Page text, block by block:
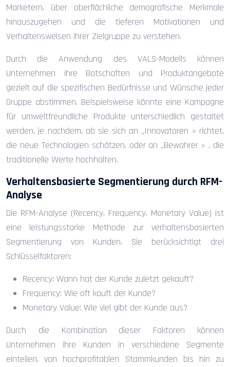
Marketern, über oberflächliche demografische Merkmale
hinauszugehen und die tieferen Motivationen und
Verhaltensweisen ihrer Zielgruppe zu verstehen.
Durch die Anwendung des VALS-Modells können
Unternehmen ihre Botschaften und Produktangebote
gezielt auf die spezifischen Bedürfnisse und Wünsche jeder
Gruppe abstimmen. Beispielsweise könnte eine Kampagne
für umweltfreundliche Produkte unterschiedlich gestaltet
werden, je nachdem, ob sie sich an „Innovatoren » richtet,
die neue Technologien schätzen, oder an „Bewahrer » , die
traditionelle Werte hochhalten.
Verhaltensbasierte Segmentierung durch RFM-
Analyse
Die RFM-Analyse (Recency, Frequency, Monetary Value) ist
eine leistungsstarke Methode zur verhaltensbasierten
Segmentierung von Kunden. Sie berücksichtigt drei
Schlüsselfaktoren:
Recency: Wann hat der Kunde zuletzt gekauft?
Frequency: Wie oft kauft der Kunde?
Monetary Value: Wie viel gibt der Kunde aus?
Durch die Kombination dieser Faktoren können
Unternehmen ihre Kunden in verschiedene Segmente
einteilen, von hochprofitablen Stammkunden bis hin zu